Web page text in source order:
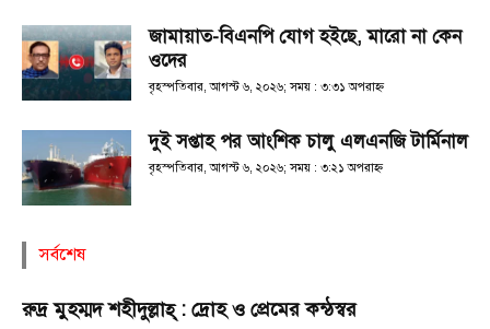
জামায়াত-বিএনপি যোগ হইছে, মারো না কেন
ওদের
বৃহস্পতিবার, আগস্ট ৬, ২০২৬; সময় : ৩:৩১ অপরাহ্ণ
দুই সপ্তাহ পর আংশিক চালু এলএনজি টার্মিনাল
বৃহস্পতিবার, আগস্ট ৬, ২০২৬; সময় : ৩:২১ অপরাহ্ণ
সর্বশেষ
রুদ্র মুহম্মদ শহীদুল্লাহ্ : দ্রোহ ও প্রেমের কন্ঠস্বর